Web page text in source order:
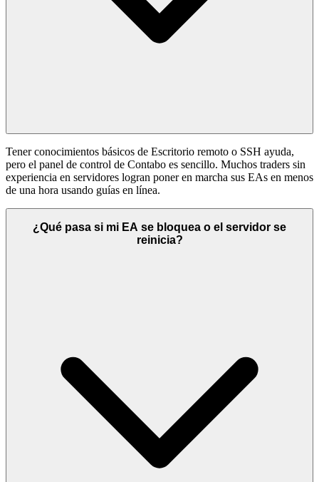
Tener conocimientos básicos de Escritorio remoto o SSH ayuda,
pero el panel de control de Contabo es sencillo. Muchos traders sin
experiencia en servidores logran poner en marcha sus EAs en menos
de una hora usando guías en línea.
¿Qué pasa si mi EA se bloquea o el servidor se
reinicia?